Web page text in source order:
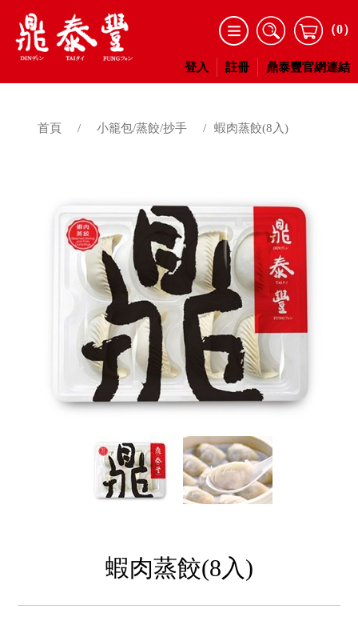
（0）
登入 註冊 鼎泰豐官網連結
首頁 / 小籠包/蒸餃/抄手 / 蝦肉蒸餃(8入)
蝦肉蒸餃(8入)